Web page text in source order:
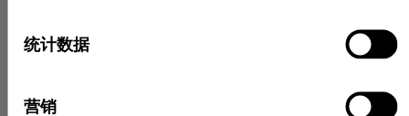
统计数据
营销
实际应用
更多成功案例